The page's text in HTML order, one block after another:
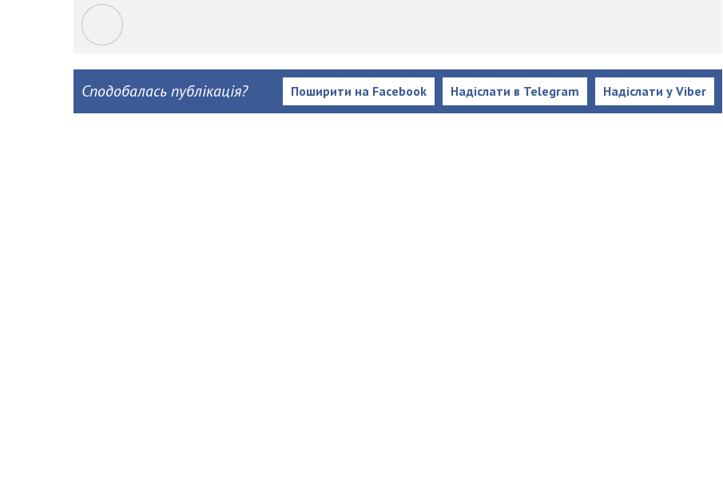
Сподобалась публікація? Надіслати у Viber
Надіслати в Telegram
Поширити на Facebook